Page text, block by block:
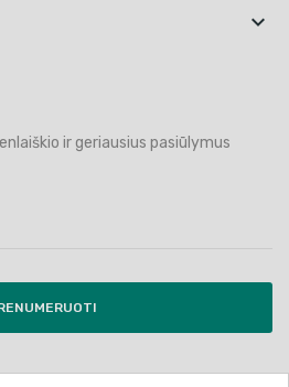

ir geriausius pasiūlymus